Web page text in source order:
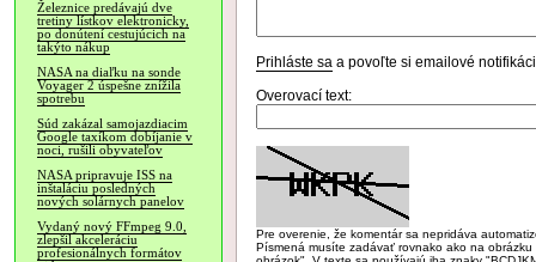
Železnice predávajú dve
tretiny lístkov elektronicky,
po donútení cestujúcich na
takýto nákup
NASA na diaľku na sonde
Voyager 2 úspešne znížila
spotrebu
Súd zakázal samojazdiacim
Google taxíkom dobíjanie v
noci, rušili obyvateľov
NASA pripravuje ISS na
inštaláciu posledných
nových solárnych panelov
Vydaný nový FFmpeg 9.0,
zlepšil akceleráciu
profesionálnych formátov
Prihláste sa a povoľte si emailové
Overovací text:
Pre overenie, že komentár sa nepridáva
Písmená musíte zadávať rovnako ako na